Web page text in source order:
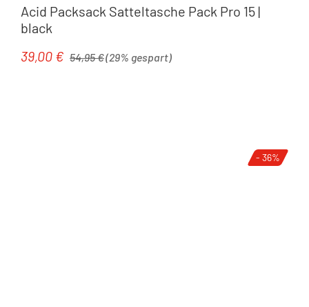
Acid Packsack Satteltasche Pack Pro 15 |
black
Verkaufspreis:
39,00 € 54,95 €(29% gespart)
- 36%